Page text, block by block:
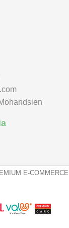
E-COMMERCE